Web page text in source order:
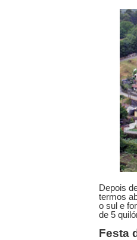
Depois
termos
o sul e
de 5
Festa